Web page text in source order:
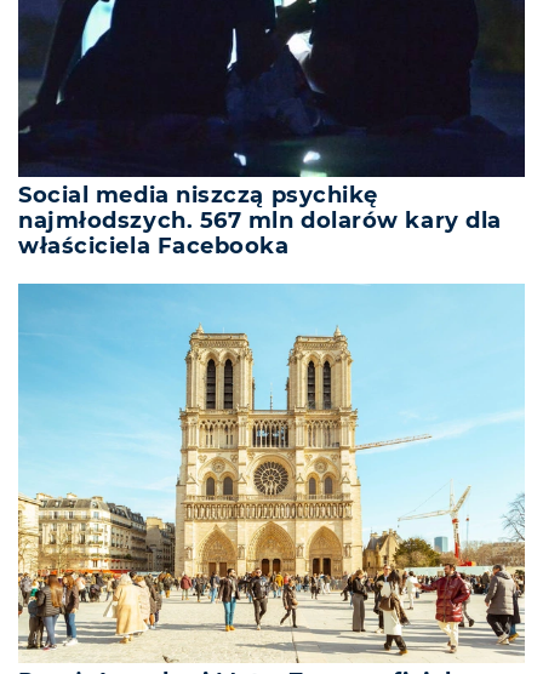
Social media niszczą psychikę
najmłodszych. 567 mln dolarów kary dla
właściciela Facebooka